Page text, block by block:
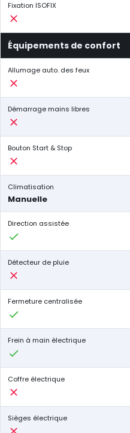
Fixation ISOFIX
Équipements de confort
Allumage auto. des feux
Démarrage mains libres
Bouton Start & Stop
Climatisation
Manuelle
Direction assistée
Détecteur de pluie
Fermeture centralisée
Frein à main électrique
Coffre électrique
Sièges électrique